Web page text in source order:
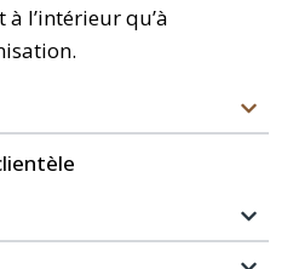
l’intérieur qu’à